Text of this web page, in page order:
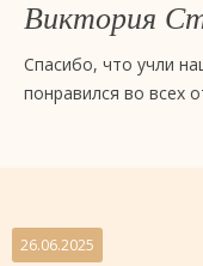
Виктория
Спасибо, что учли
понравился во всех
26.06.2025